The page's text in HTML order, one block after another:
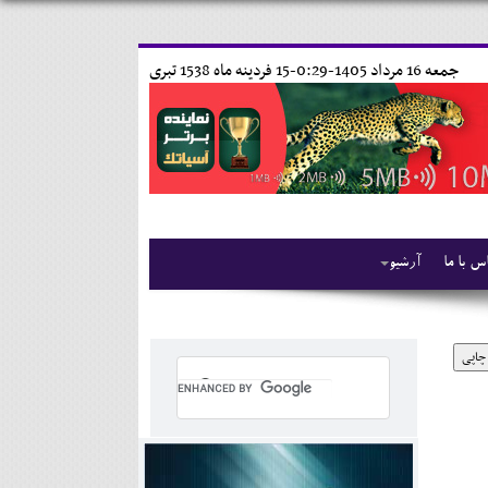
15 فردينه ماه 1538 تبری جمعه 16 مرداد 1405-0:29-
آرشیو با ما